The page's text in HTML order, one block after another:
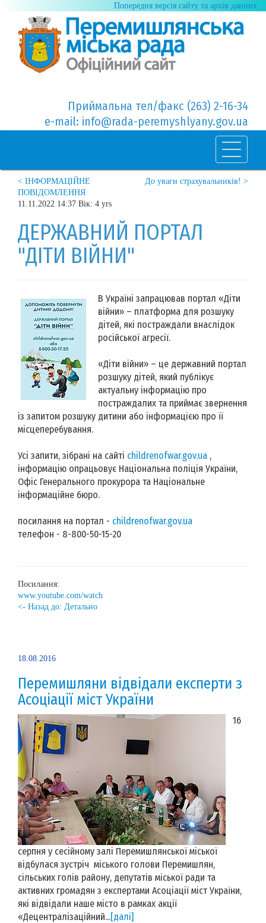
Попередня версія сайту та архів данних
Приймальна тел/факс (263) 2-16-34
e-mail: info@rada-peremyshlyany.gov.ua
До уваги страхувальників! >
< ІНФОРМАЦІЙНЕ
ПОВІДОМЛЕННЯ
11.11.2022 14:37 Вік: 4 yrs
ДЕРЖАВНИЙ ПОРТАЛ
"ДІТИ ВІЙНИ"
В Україні запрацював портал «Діти
війни» – платформа для розшуку
дітей, які постраждали внаслідок
російської агресії.
«Діти війни» – це державний портал
розшуку дітей, який публікує
актуальну інформацію про
постраждалих та приймає звернення
із запитом розшуку дитини або інформацією про її
місцеперебування.
Усі запити, зібрані на сайті childrenofwar.gov.ua ,
інформацію опрацьовує Національна поліція України,
Офіс Генерального прокурора та Національне
інформаційне бюро.
посилання на портал - childrenofwar.gov.ua
телефон - 8-800-50-15-20
Посилання:
www.youtube.com/watch
<- Назад до: Детально
18.08.2016
Перемишляни відвідали експерти з
Асоціації міст України
16
серпня у сесійному залі Перемишлянської міської
відбулася зустріч міського голови Перемишлян,
сільських голів району, депутатів міської ради та
активних громадян з експертами Асоціації міст України,
які відвідали наше місто в рамках акції
«Децентралізаційний...[далі]